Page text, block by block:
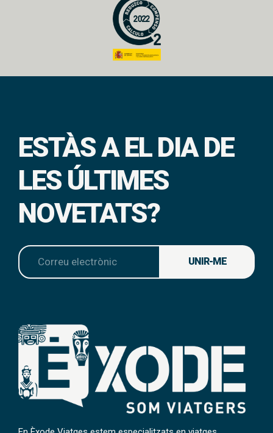
ESTÀS A EL DIA DE
LES ÚLTIMES
NOVETATS?
UNIR-ME